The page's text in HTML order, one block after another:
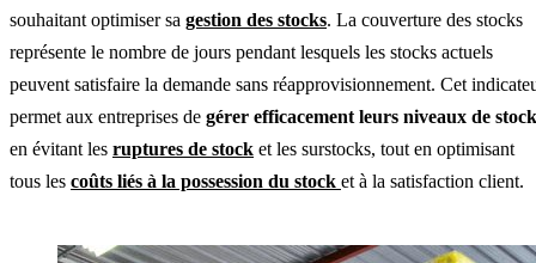
souhaitant optimiser sa gestion des stocks. La couverture des stocks
représente le nombre de jours pendant lesquels les stocks actuels
peuvent satisfaire la demande sans réapprovisionnement. Cet
permet aux entreprises de gérer efficacement leurs niveaux de stock
en évitant les ruptures de stock et les surstocks, tout en optimisant
tous les coûts liés à la possession du stock et à la satisfaction client.